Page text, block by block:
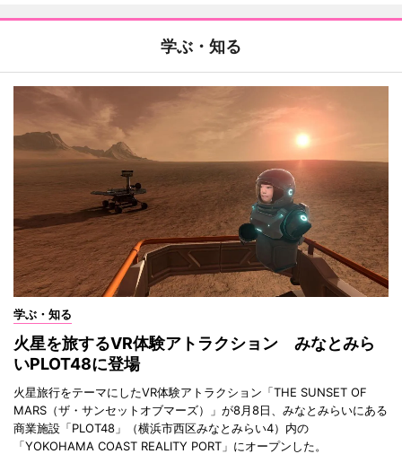
学ぶ・知る
学ぶ・知る
火星を旅するVR体験アトラクション みなとみら
いPLOT48に登場
火星旅行をテーマにしたVR体験アトラクション「THE SUNSET OF
MARS（ザ・サンセットオブマーズ）」が8月8日、みなとみらいにある
商業施設「PLOT48」（横浜市西区みなとみらい4）内の
「YOKOHAMA COAST REALITY PORT」にオープンした。